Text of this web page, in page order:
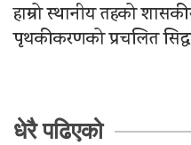
हाम्रो स्थानीय तहको
पृथकीकरणको प्रचलित
धेरै पढिएको